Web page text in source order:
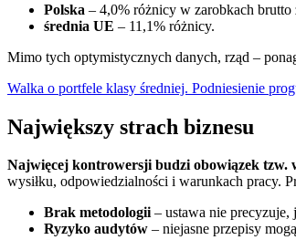
Polska – 4,0% różnicy w zarobkach brutto
średnia UE – 11,1% różnicy.
Mimo tych optymistycznych danych, rząd –
Walka o portfele klasy średniej. Podniesienie
Największy strach biznesu
Najwięcej kontrowersji budzi obowiązek tzw.
wysiłku, odpowiedzialności i warunkach pracy.
Brak metodologii– ustawa nie precyzuje,
Ryzyko audytów – niejasne przepisy